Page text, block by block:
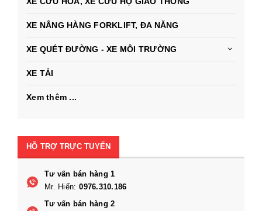
XE NÂNG HÀNG FORKLIFT, ĐA NĂNG
XE QUÉT ĐƯỜNG - XE MÔI TRƯỜNG
XE TẢI
Xem thêm ...
HỖ TRỢ TRỰC TUYẾN
Tư vấn bán hàng 1
Mr. Hiến: 0976.310.186
Tư vấn bán hàng 2